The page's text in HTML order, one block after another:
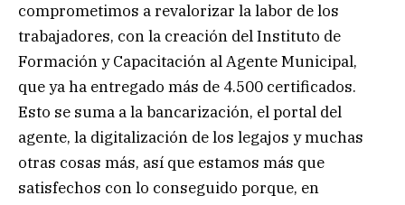
comprometimos a revalorizar la labor de los
trabajadores, con la creación del Instituto de
Formación y Capacitación al Agente Municipal,
que ya ha entregado más de 4.500 certificados.
Esto se suma a la bancarización, el portal del
agente, la digitalización de los legajos y muchas
otras cosas más, así que estamos más que
satisfechos con lo conseguido porque, en